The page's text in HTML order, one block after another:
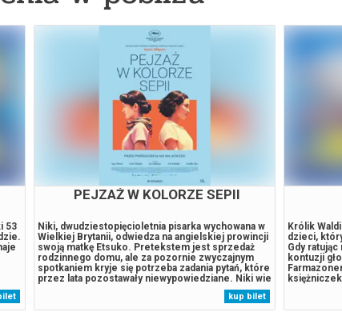
53
PEJZAŻ W KOLORZE SEPII
Niki, dwudziestopięcioletnia pisarka wychowana w
Wielkiej Brytanii, odwiedza na angielskiej prowincji
swoją matkę Etsuko. Pretekstem jest sprzedaż
rodzinnego domu, ale za pozornie zwyczajnym
spotkaniem kryje się potrzeba zadania pytań, które
przez lata pozostawały niewypowiedziane. Niki wie
niewiele o japońskiej przeszłości matki, o
wyjechała do Wielkiej Brytanii,...
kup bilet
Królik
dzieci,
Gdy ratując
kontuzji
by
jego boku